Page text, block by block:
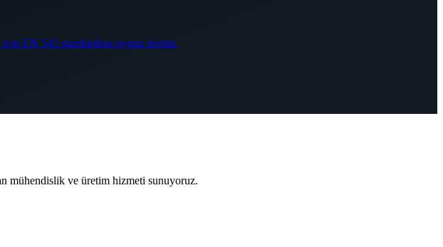
EN 545 standardına uygun üretim.
mühendislik ve üretim hizmeti sunuyoruz.